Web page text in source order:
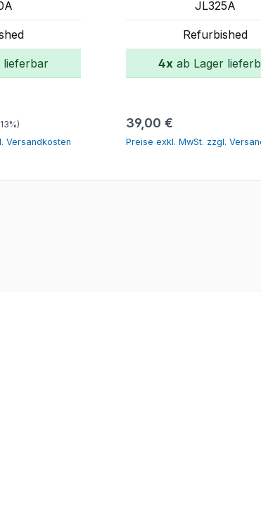
lieferbar
Versandkosten
JL325A
Refurbished
4x ab Lager
Regulärer Preis:
39,00 €
Preise exkl. MwSt. zzgl.